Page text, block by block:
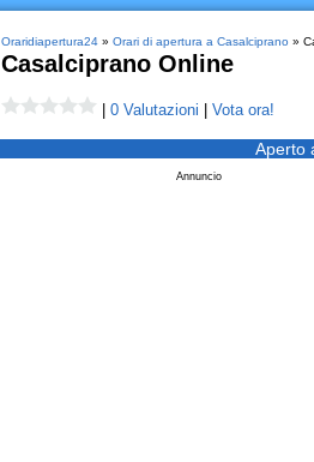
Oraridiapertura24» Orari di apertura a Casalciprano»
Casalciprano Online
0 Valutazioni Vota ora!
Aperto
Annuncio